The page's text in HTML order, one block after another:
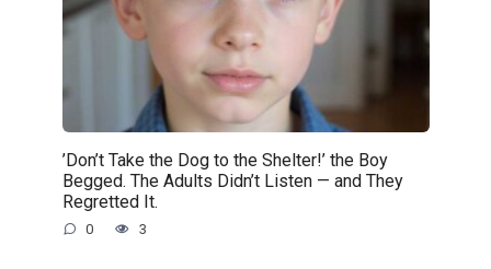
’Don’t Take the Dog to the Shelter!’ the Boy
Begged. The Adults Didn’t Listen — and They
Regretted It.
0 3